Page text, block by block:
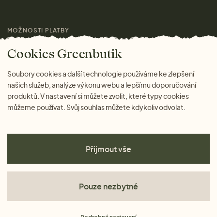
Magazín
MOŽNOSTI PLATBY
Cookies Greenbutik
Soubory cookies a další technologie používáme ke zlepšení
našich služeb, analýze výkonu webu a lepšímu doporučování
produktů. V nastavení si můžete zvolit, které typy cookies
můžeme používat. Svůj souhlas můžete kdykoliv odvolat.
Přijmout vše
Pouze nezbytné